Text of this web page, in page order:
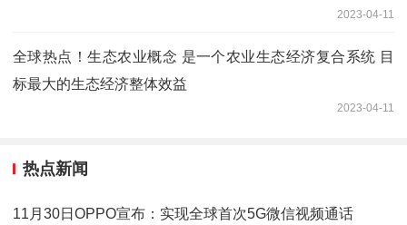
2023-04-11
全球热点！生态农业概念 是一个农业生态经济复合系统 目
标最大的生态经济整体效益
2023-04-11
热点新闻
11月30日OPPO宣布：实现全球首次5G微信视频通话